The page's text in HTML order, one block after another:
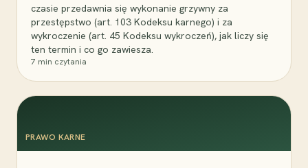
czasie przedawnia się wykonanie grzywny za
przestępstwo (art. 103 Kodeksu karnego) i za
wykroczenie (art. 45 Kodeksu wykroczeń), jak liczy się
ten termin i co go zawiesza.
7 min czytania
PRAWO KARNE